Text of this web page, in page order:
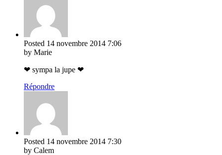
Posted 14 novembre 2014 7:06
by Marie
❤ sympa la jupe ❤
Répondre
Posted 14 novembre 2014 7:30
by Calem